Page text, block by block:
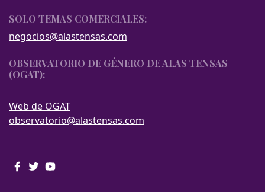
SOLO TEMAS COMERCIALES:
negocios@alastensas.com
OBSERVATORIO DE GÉNERO DE ALAS TENSAS
(OGAT):
Web de OGAT
observatorio@alastensas.com